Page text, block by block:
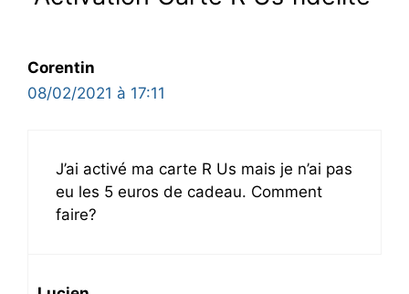
Corentin
08/02/2021 à 17:11
J’ai activé ma carte R Us mais je n’ai pas
eu les 5 euros de cadeau. Comment
faire?